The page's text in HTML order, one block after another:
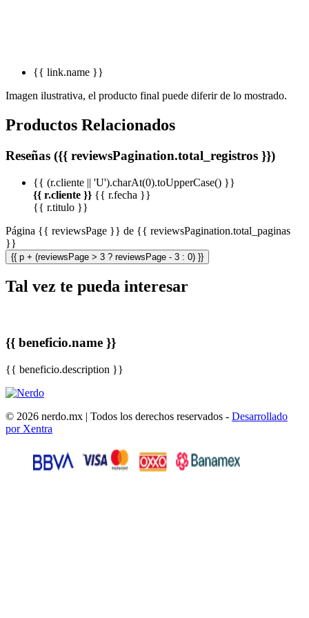
{{ link.name }}
Imagen ilustrativa, el producto final puede diferir de lo mostrado.
Productos Relacionados
Reseñas ({{ reviewsPagination.total_registros }})
{{ (r.cliente || 'U').charAt(0).toUpperCase() }}
{{ r.cliente }} {{ r.fecha }}
{{ r.titulo }}
Página {{ reviewsPage }} de {{ reviewsPagination.total_paginas
}}
{{ p + (reviewsPage > 3 ? reviewsPage - 3 : 0) }}
Tal vez te pueda interesar
{{ beneficio.name }}
{{ beneficio.description }}
© 2026 nerdo.mx | Todos los derechos reservados - Desarrollado
por Xentra